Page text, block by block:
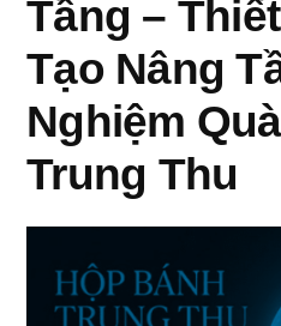
Vinh
Giá
Trị
Quà
Tặng
Cao
Tầng –
Tạo Nâng
Nghiệm
Trung Thu